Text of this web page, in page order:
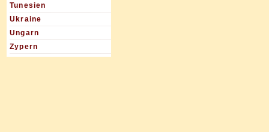
Tunesien
Ukraine
Ungarn
Zypern